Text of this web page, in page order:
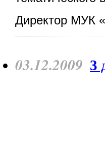
Директор МУК
03.12.2009 3